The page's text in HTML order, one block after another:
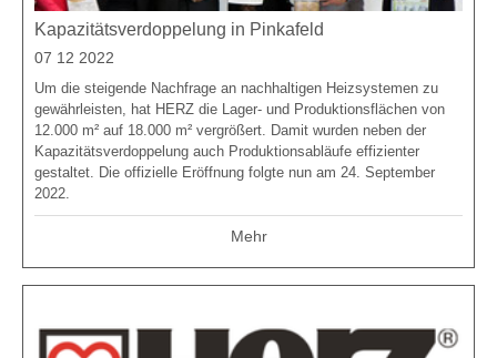
Kapazitätsverdoppelung in Pinkafeld
07 12 2022
Um die steigende Nachfrage an nachhaltigen Heizsystemen zu
gewährleisten, hat HERZ die Lager- und Produktionsflächen von
12.000 m² auf 18.000 m² vergrößert. Damit wurden neben der
Kapazitätsverdoppelung auch Produktionsabläufe effizienter
gestaltet. Die offizielle Eröffnung folgte nun am 24. September
2022.
Mehr